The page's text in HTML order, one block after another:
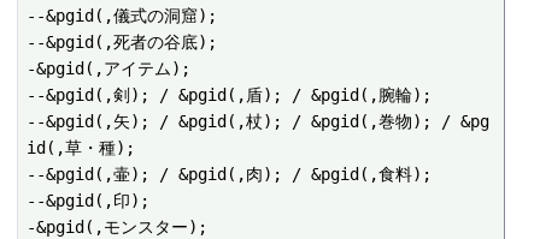
--&pgid(,儀式の洞窟);
--&pgid(,死者の谷底);
-&pgid(,アイテム);
--&pgid(,剣); / &pgid(,盾); / &pgid(,腕輪);
--&pgid(,矢); / &pgid(,杖); / &pgid(,巻物); / &pg
id(,草・種);
--&pgid(,壷); / &pgid(,肉); / &pgid(,食料);
--&pgid(,印);
-&pgid(,モンスター);